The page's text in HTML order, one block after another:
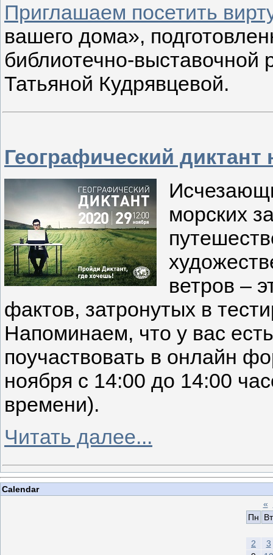
Приглашаем посетить
вашего дома»,
библиотечно-
Татьяной Кудрявцевой.
Географический
морских
ветров –
фактов, затронутых в
Напоминаем, что у вас
поучаствовать в онлайн
ноября с 14:00 до 14:00
времени).
Читать далее...
Calendar
«
Пн
Вт
2
3